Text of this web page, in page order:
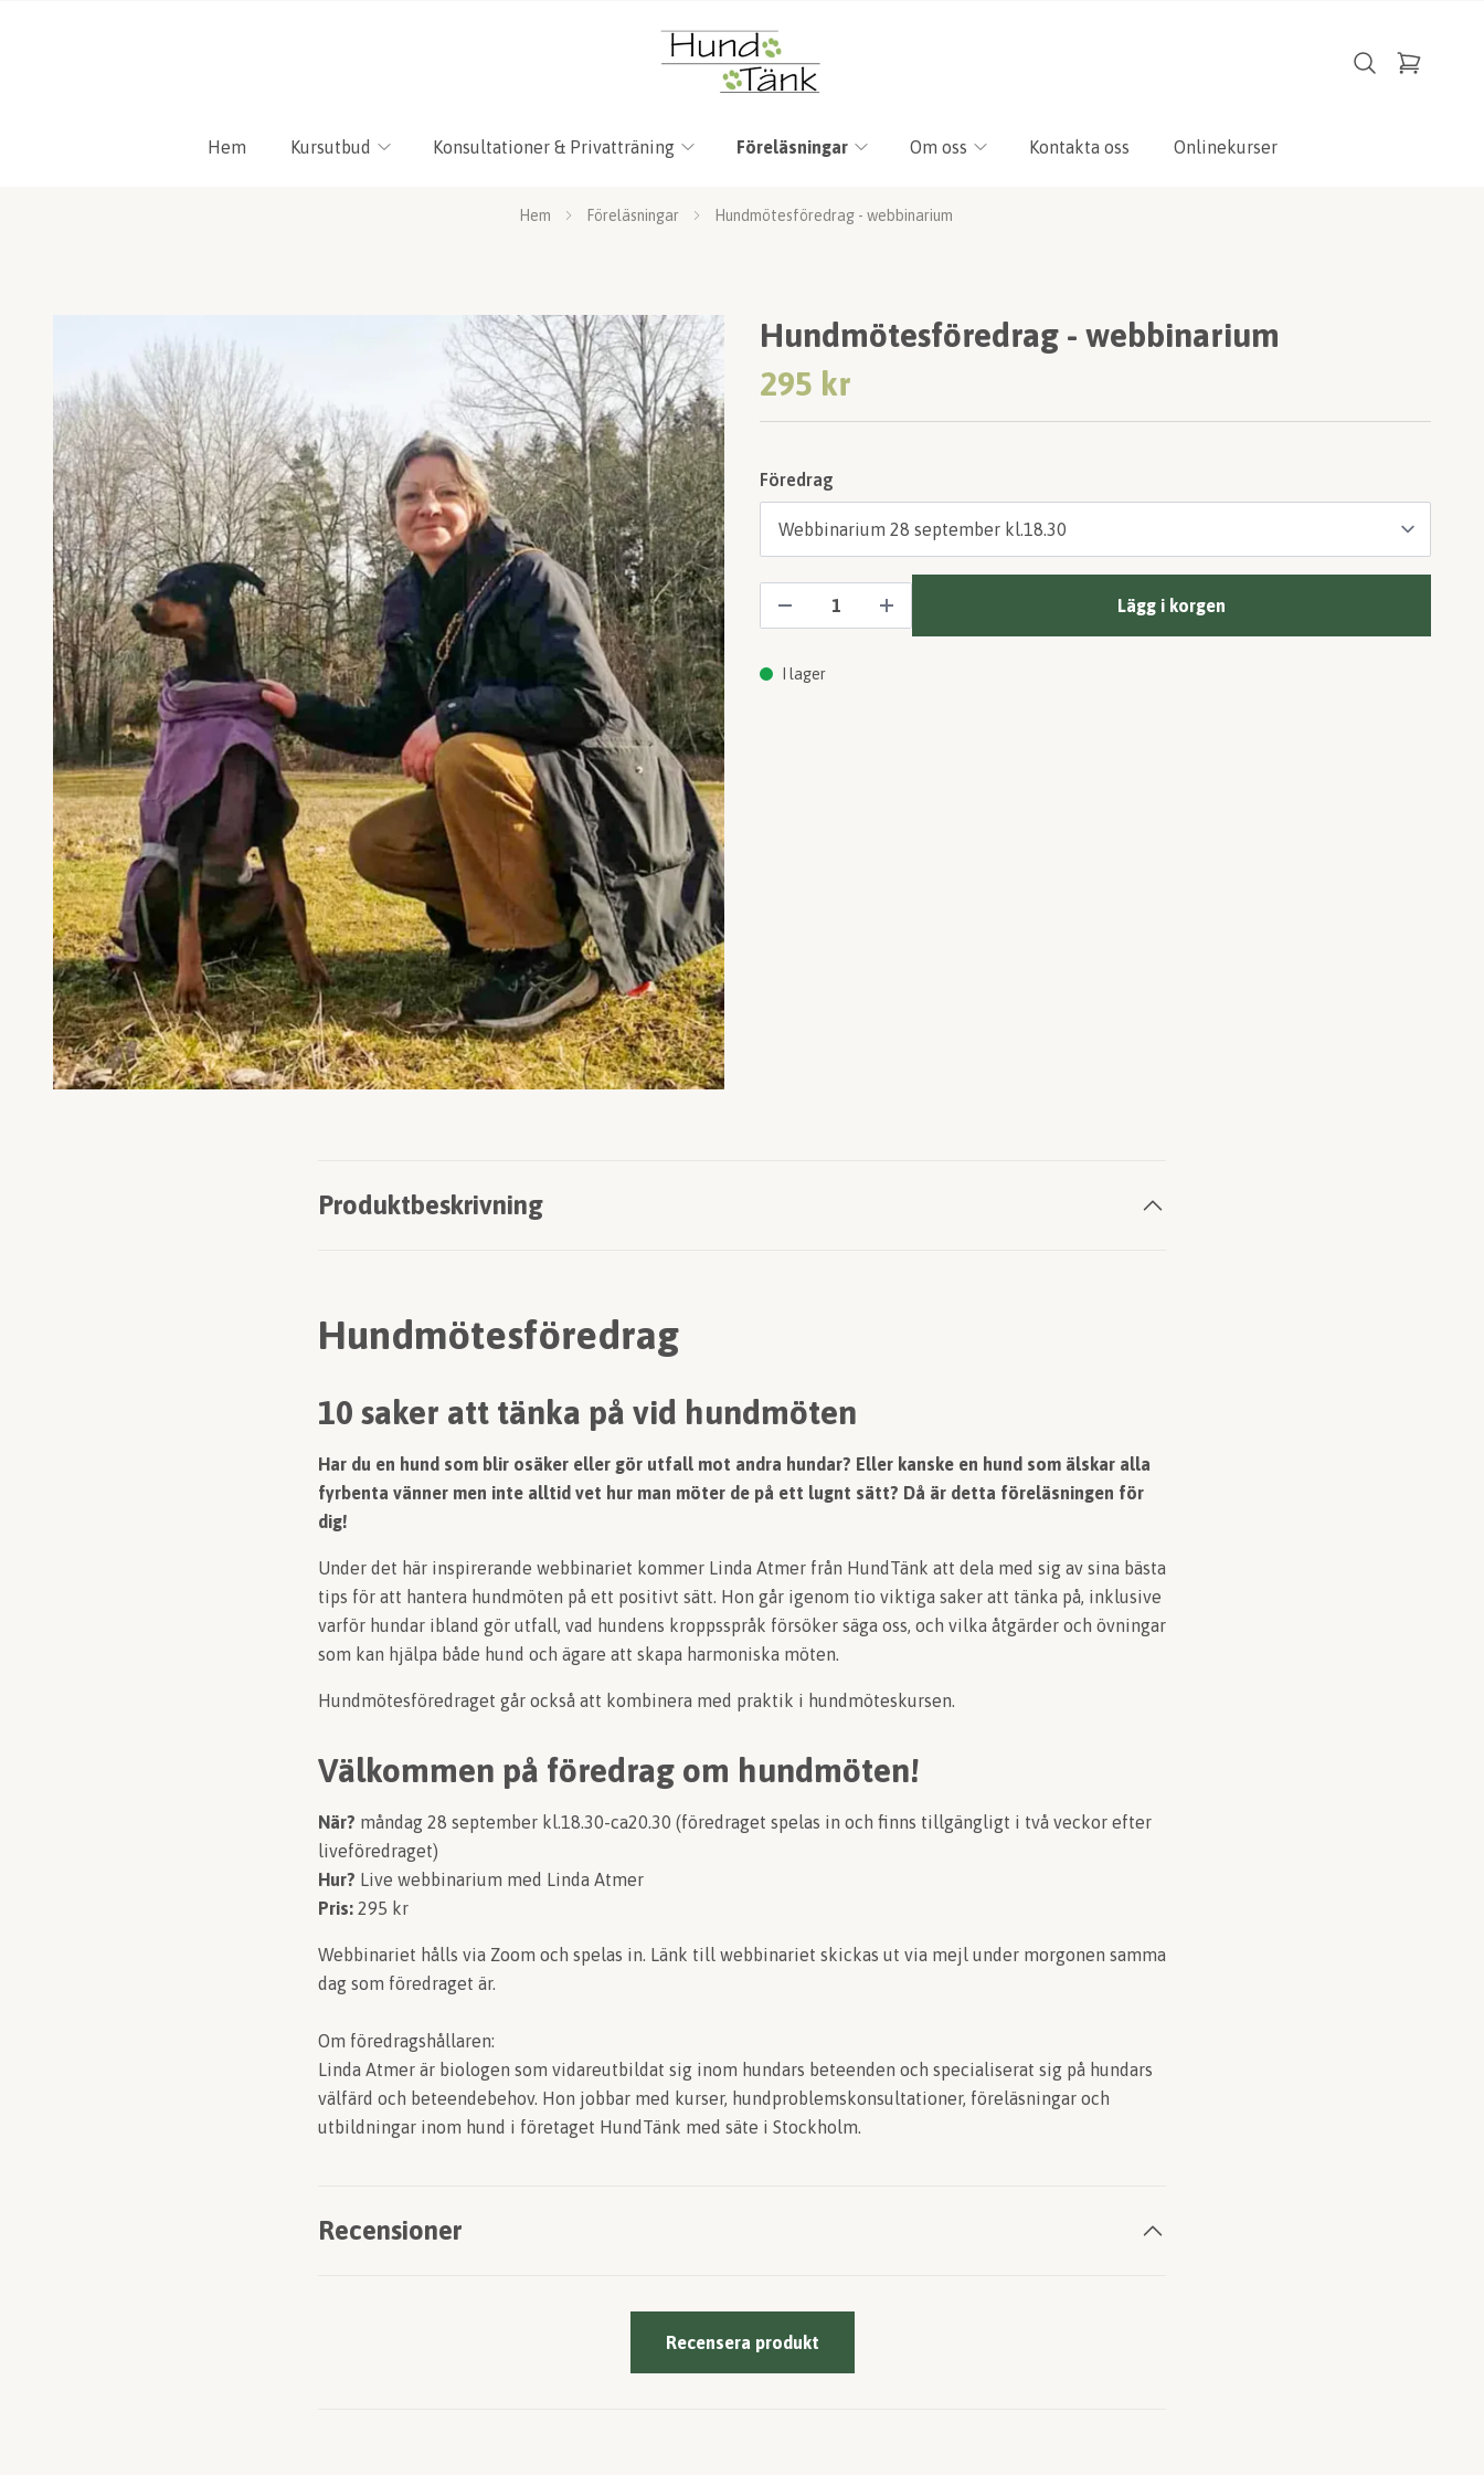
Hem Kursutbud Konsultationer & Privatträning Föreläsningar Om oss Kontakta oss Onlinekurser
Hem Föreläsningar Hundmötesföredrag - webbinarium
Hundmötesföredrag - webbinarium
295 kr
Föredrag
Lägg i korgen
I lager
Produktbeskrivning
Hundmötesföredrag
10 saker att tänka på vid hundmöten
Har du en hund som blir osäker eller gör utfall mot andra hundar? Eller kanske en hund som älskar alla
fyrbenta vänner men inte alltid vet hur man möter de på ett lugnt sätt? Då är detta föreläsningen för
dig!
Under det här inspirerande webbinariet kommer Linda Atmer från HundTänk att dela med sig av sina bästa
tips för att hantera hundmöten på ett positivt sätt. Hon går igenom tio viktiga saker att tänka på, inklusive
varför hundar ibland gör utfall, vad hundens kroppsspråk försöker säga oss, och vilka åtgärder och övningar
som kan hjälpa både hund och ägare att skapa harmoniska möten.
Hundmötesföredraget går också att kombinera med praktik i hundmöteskursen.
Välkommen på föredrag om hundmöten!
När? måndag 28 september kl.18.30-ca20.30 (föredraget spelas in och finns tillgängligt i två veckor efter
liveföredraget)
Hur? Live webbinarium med Linda Atmer
Pris: 295 kr
Webbinariet hålls via Zoom och spelas in. Länk till webbinariet skickas ut via mejl under morgonen samma
dag som föredraget är.
Om föredragshållaren:
Linda Atmer är biologen som vidareutbildat sig inom hundars beteenden och specialiserat sig på hundars
välfärd och beteendebehov. Hon jobbar med kurser, hundproblemskonsultationer, föreläsningar och
utbildningar inom hund i företaget HundTänk med säte i Stockholm.
Recensioner
Recensera produkt